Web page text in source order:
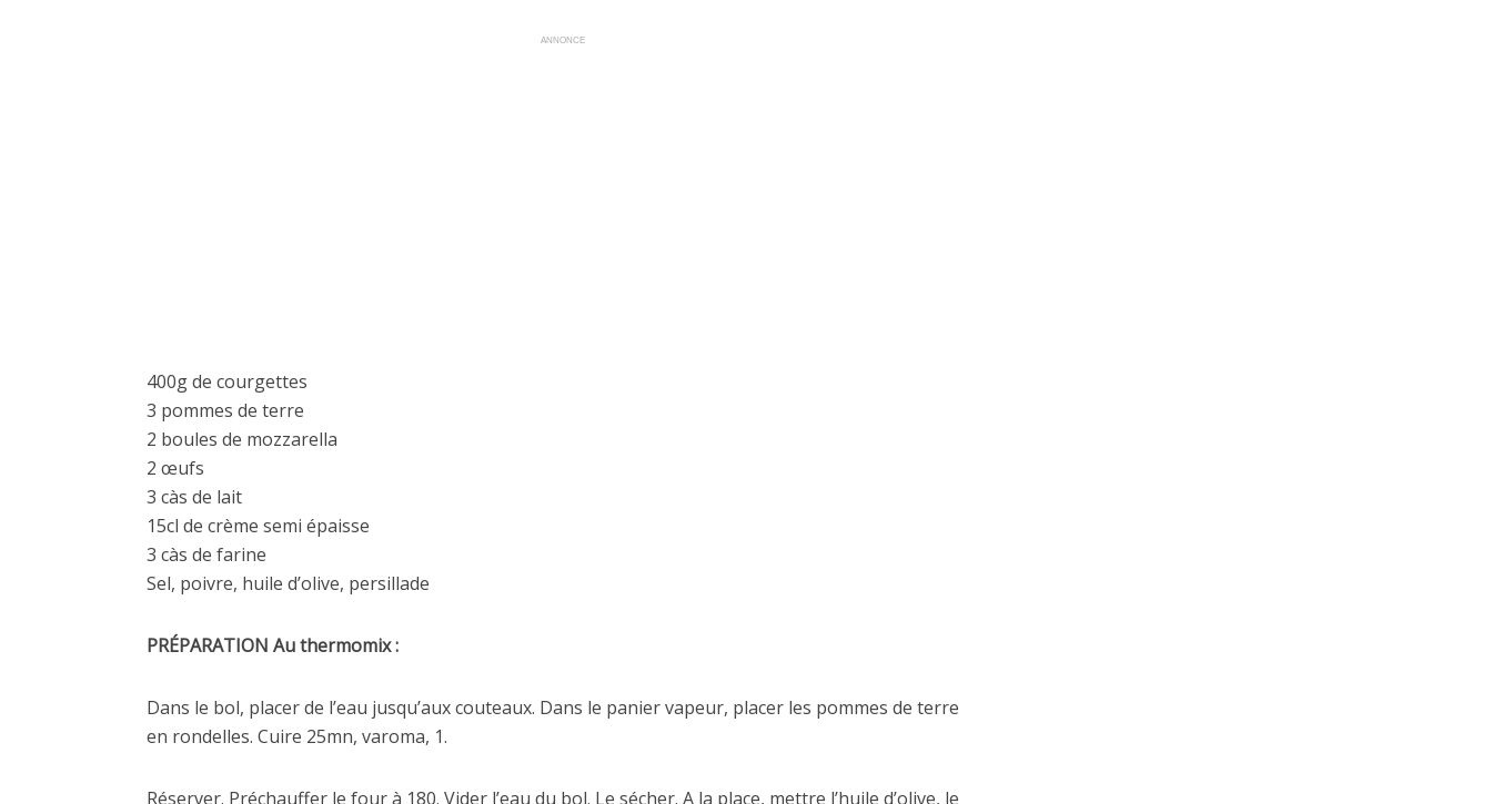
ANNONCE
400g de courgettes
3 pommes de terre
2 boules de mozzarella
2 œufs
3 càs de lait
15cl de crème semi épaisse
3 càs de farine
Sel, poivre, huile d’olive, persillade
PRÉPARATION Au thermomix :
Dans le bol, placer de l’eau jusqu’aux couteaux. Dans le panier vapeur, placer les pommes de terre
en rondelles. Cuire 25mn, varoma, 1.
Réserver. Préchauffer le four à 180. Vider l’eau du bol. Le sécher. A la place, mettre l’huile d’olive, le